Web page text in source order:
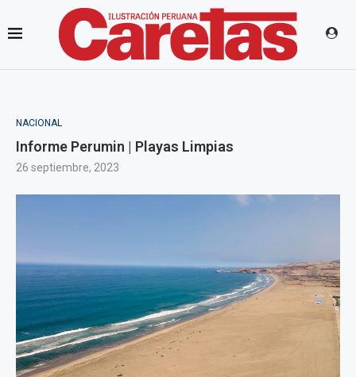
NACIONAL
Informe Perumin | Playas Limpias
26 septiembre, 2023